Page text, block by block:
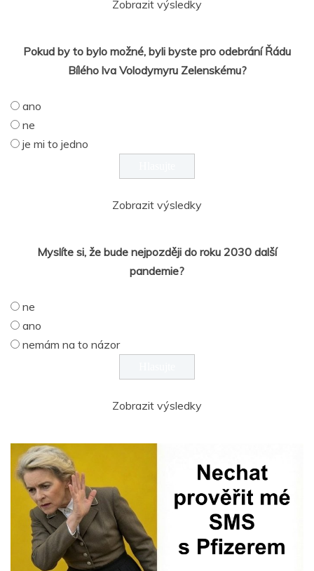
Zobrazit výsledky
Pokud by to bylo možné, byli byste pro odebrání Řádu
Bílého lva Volodymyru Zelenskému?
ano
ne
je mi to jedno
Zobrazit výsledky
Myslíte si, že bude nejpozději do roku 2030 další
pandemie?
ne
ano
nemám na to názor
Zobrazit výsledky